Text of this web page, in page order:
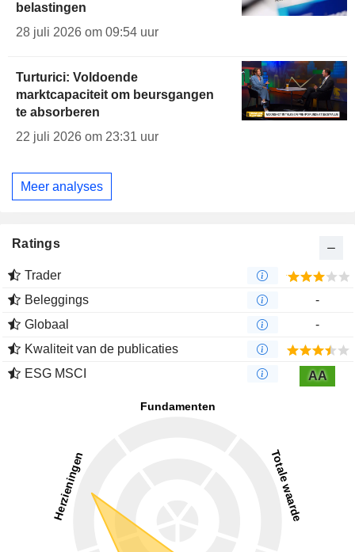
belastingen
28 juli 2026 om 09:54 uur
Turturici: Voldoende
marktcapaciteit om beursgangen
te absorberen
22 juli 2026 om 23:31 uur
Meer analyses
Ratings
Trader
Beleggings
-
Globaal
-
Kwaliteit van de publicaties
ESG MSCI
AA